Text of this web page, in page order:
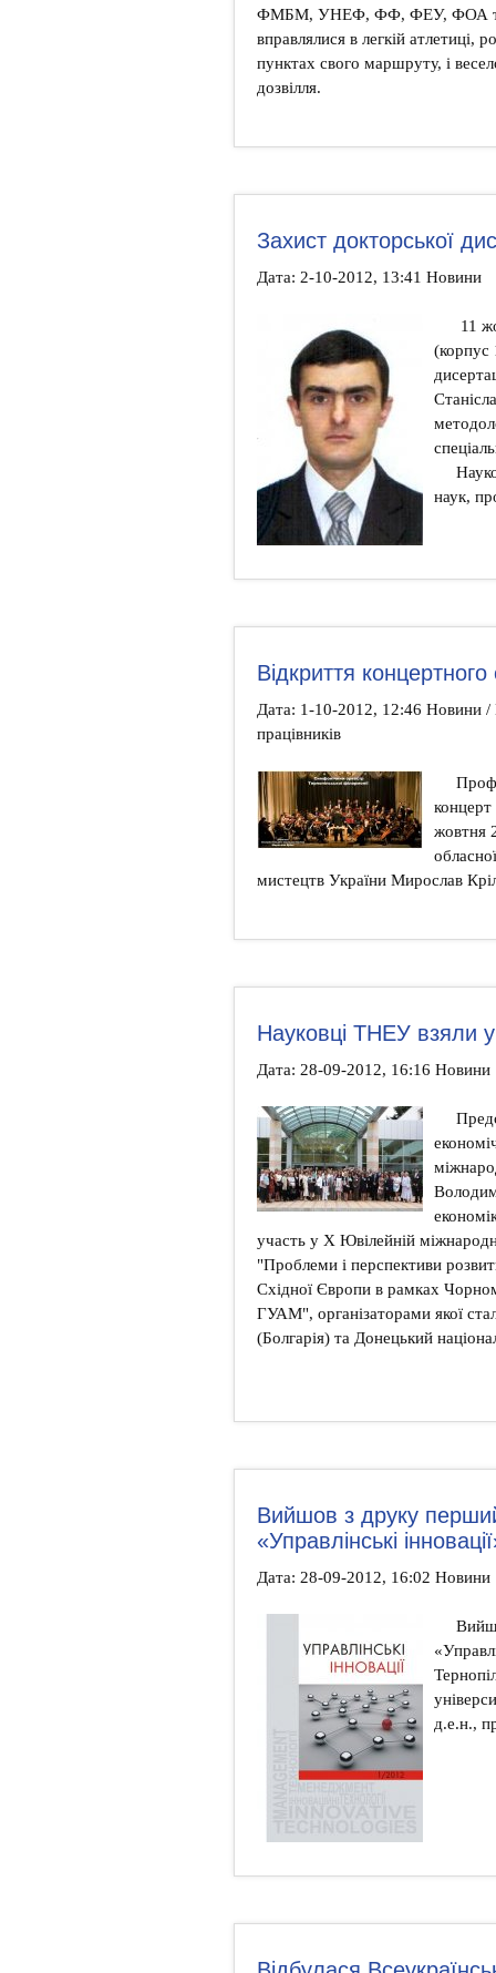
ФМБМ, УНЕФ, ФФ, ФЕУ, ФОА та
вправлялися в легкій атлетиці,
пунктах свого маршруту, і
дозвілля.
Захист докторської
Дата: 2-10-2012, 13:41 Новини
11
(корпус
наук,
Відкриття концертного
Дата: 1-10-2012, 12:46 Новини /
працівників
жовтня
мистецтв України Мирослав
Науковці ТНЕУ взяли
Дата: 28-09-2012, 16:16 Новини
участь у Х Ювілейній
"Проблеми і перспективи
Східної Європи в рамках
ГУАМ", організаторами якої
(Болгарія) та Донецький
Вийшов з друку
«Управлінські
Дата: 28-09-2012, 16:02 Новини
д.е.н.,